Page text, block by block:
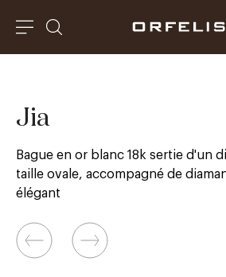
Jia
Bague en or blanc 18k sertie d'un
taille ovale, accompagné de
élégant